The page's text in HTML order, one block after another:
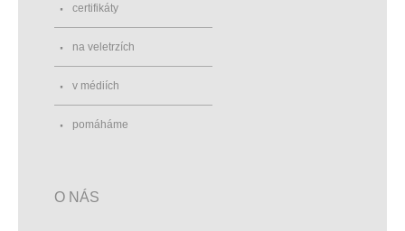
certifikáty
na veletrzích
v médiích
pomáháme
O NÁS